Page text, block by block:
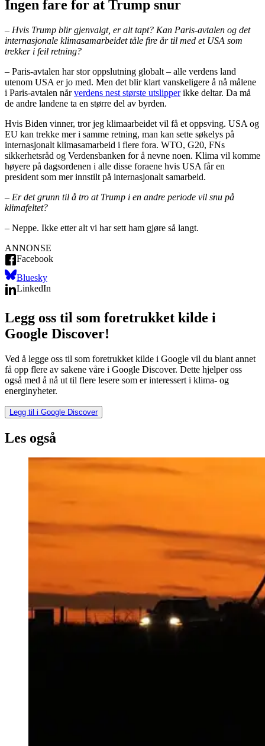
Ingen fare for at Trump snur
– Hvis Trump blir gjenvalgt, er alt tapt? Kan Paris-avtalen og det
internasjonale klimasamarbeidet tåle fire år til med et USA som
trekker i feil retning?
– Paris-avtalen har stor oppslutning globalt – alle verdens land
utenom USA er jo med. Men det blir klart vanskeligere å nå målene
i Paris-avtalen nårverdens nest største utslipperikke deltar. Da må
de andre landene ta en større del av byrden.
Hvis Biden vinner, tror jeg klimaarbeidet vil få et oppsving. USA og
EU kan trekke mer i samme retning, man kan sette søkelys på
internasjonalt klimasamarbeid i flere fora. WTO, G20, FNs
sikkerhetsråd og Verdensbanken for å nevne noen. Klima vil komme
høyere på dagsordenen i alle disse foraene hvis USA får en
president som mer innstilt på internasjonalt samarbeid.
– Er det grunn til å tro at Trump i en andre periode vil snu på
klimafeltet?
– Neppe. Ikke etter alt vi har sett ham gjøre så langt.
ANNONSE
Facebook
Bluesky
LinkedIn
Legg oss til som foretrukket kilde i
Google Discover!
Ved å legge oss til som foretrukket kilde i Google vil du blant annet
få opp flere av sakene våre i Google Discover. Dette hjelper oss
også med å nå ut til flere lesere som er interessert i klima- og
energinyheter.
Legg til i Google Discover
Les også